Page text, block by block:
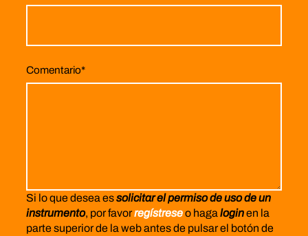
Comentario*
Si lo que desea essolicitar el permiso de uso de un
instrumento, por favorregístreseo haga loginen la
parte superior de la web antes de pulsar el botón de